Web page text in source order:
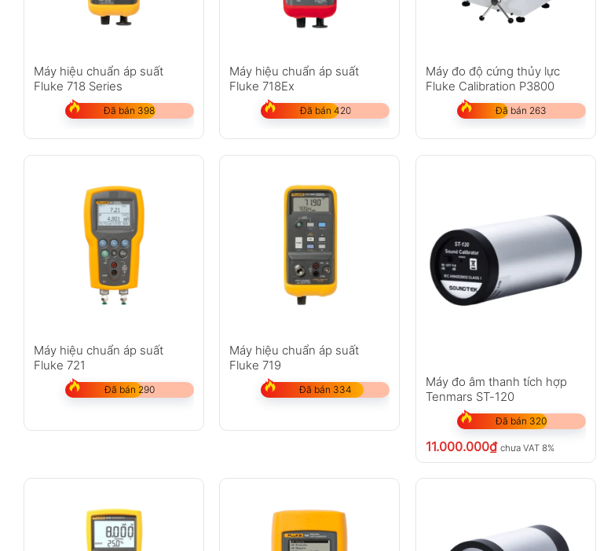
Máy hiệu chuẩn áp suất
Fluke 718 Series
Đã bán 398
Máy hiệu chuẩn áp suất
Fluke 718Ex
Đã bán 420
Máy đo độ cứng thủy lực
Fluke Calibration P3800
Đã bán 263
Máy hiệu chuẩn áp suất
Fluke 721
Đã bán 290
Máy hiệu chuẩn áp suất
Fluke 719
Đã bán 334
Máy đo âm thanh tích hợp
Tenmars ST-120
Đã bán 320
11.000.000₫ chưa VAT 8%